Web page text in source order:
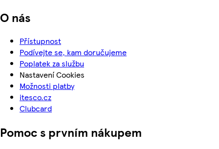
O nás
Přístupnost
Podívejte se, kam doručujeme
Poplatek za službu
Nastavení Cookies
Možnosti platby
itesco.cz
Clubcard
Pomoc s prvním nákupem